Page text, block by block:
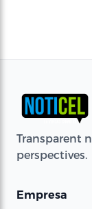
Transparent
perspectives.
Empresa